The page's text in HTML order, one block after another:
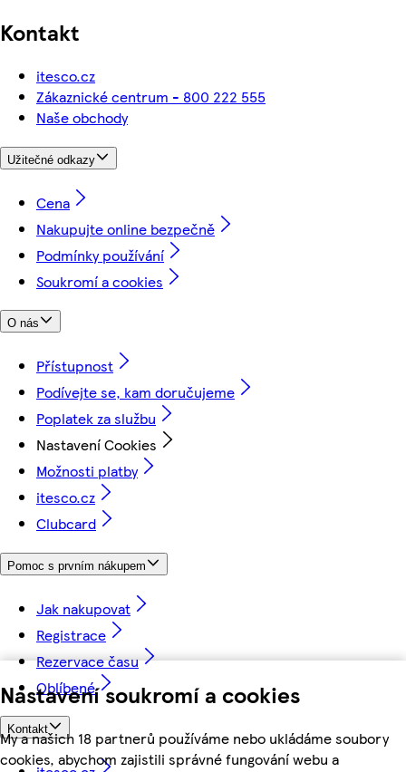
Nastavení soukromí a cookies
My a našich 18 partnerů používáme nebo ukládáme soubory
cookies, abychom zajistili správné fungování webu a
Kontakt
itesco.cz
Zákaznické centrum - 800 222 555
Naše obchody
Užitečné odkazy
Cena
Nakupujte online bezpečně
Podmínky používání
Soukromí a cookies
O nás
Přístupnost
Podívejte se, kam doručujeme
Poplatek za službu
Nastavení Cookies
Možnosti platby
itesco.cz
Clubcard
Pomoc s prvním nákupem
Jak nakupovat
Registrace
Rezervace času
Oblíbené
Kontakt